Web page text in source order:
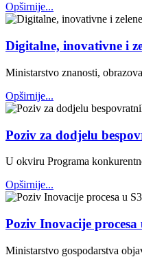
Opširnije...
Digitalne, inovativne i
Ministarstvo znanosti,
Opširnije...
Poziv za dodjelu
U okviru Programa
Opširnije...
Poziv Inovacije
Ministarstvo gospodarstva